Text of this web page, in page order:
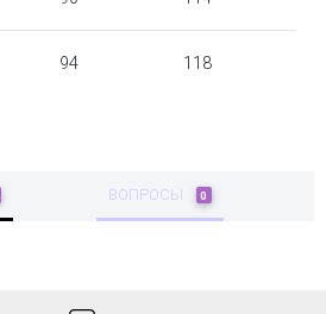
94 118
ВОПРОСЫ 0